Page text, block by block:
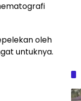
oleh
untuknya.